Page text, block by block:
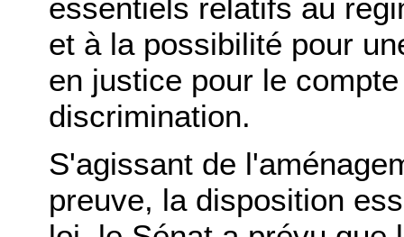
essentiels relatifs au
et à la possibilité pour
en justice pour le
discrimination.
S'agissant de
preuve, la disposition